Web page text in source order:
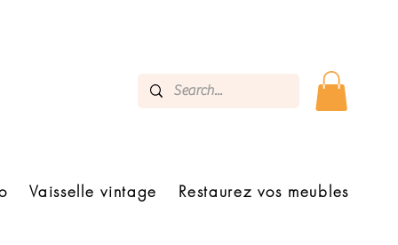
Vaisselle vintage Restaurez vos meubles